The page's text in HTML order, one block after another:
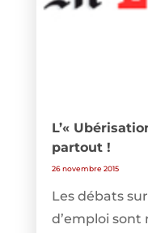
L’«
partout !
26 novembre 2015
Les débats
d’emploi sont